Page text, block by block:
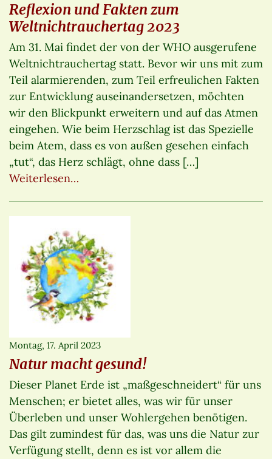
Reflexion und Fakten zum
Weltnichtrauchertag 2023
Am 31. Mai findet der von der WHO ausgerufene
Weltnichtrauchertag statt. Bevor wir uns mit zum
Teil alarmierenden, zum Teil erfreulichen Fakten
zur Entwicklung auseinandersetzen, möchten
wir den Blickpunkt erweitern und auf das Atmen
eingehen. Wie beim Herzschlag ist das Spezielle
beim Atem, dass es von außen gesehen einfach
„tut“, das Herz schlägt, ohne dass […]
Weiterlesen…
Montag, 17. April 2023
Natur macht gesund!
Dieser Planet Erde ist „maßgeschneidert“ für uns
Menschen; er bietet alles, was wir für unser
Überleben und unser Wohlergehen benötigen.
Das gilt zumindest für das, was uns die Natur zur
Verfügung stellt, denn es ist vor allem die